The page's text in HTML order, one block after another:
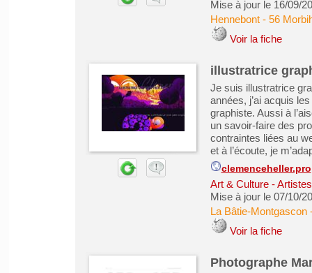
Mise à jour le 16/09/
Hennebont- 56
Voir la fiche
illustratrice
Je suis illustratrice
années, j’ai acquis
graphiste. Aussi à
un savoir-faire des
contraintes liées au
et à l’écoute, je
clemenceheller.pro
Art & Culture -
Mise à jour le 07/10/
La Bâtie-Montgascon
Voir la fiche
Photographe